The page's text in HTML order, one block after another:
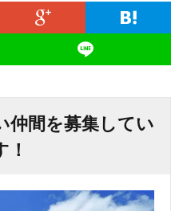
仲間を募集してい
！